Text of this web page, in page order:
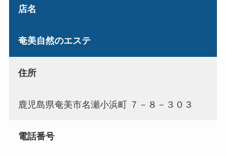
店名
奄美自然のエステ
住所
鹿児島県奄美市名瀬小浜町 ７－８－３０３
電話番号